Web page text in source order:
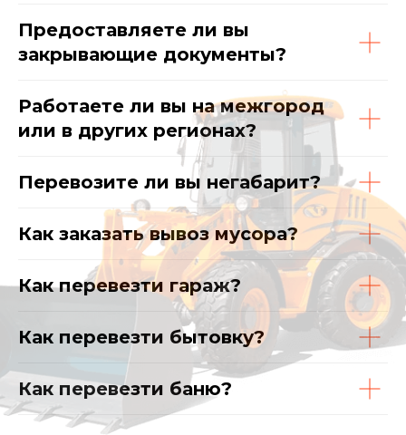
Предоставляете ли вы
закрывающие документы?
Работаете ли вы на межгород
или в других регионах?
Перевозите ли вы негабарит?
Как заказать вывоз мусора?
Как перевезти гараж?
Как перевезти бытовку?
Как перевезти баню?